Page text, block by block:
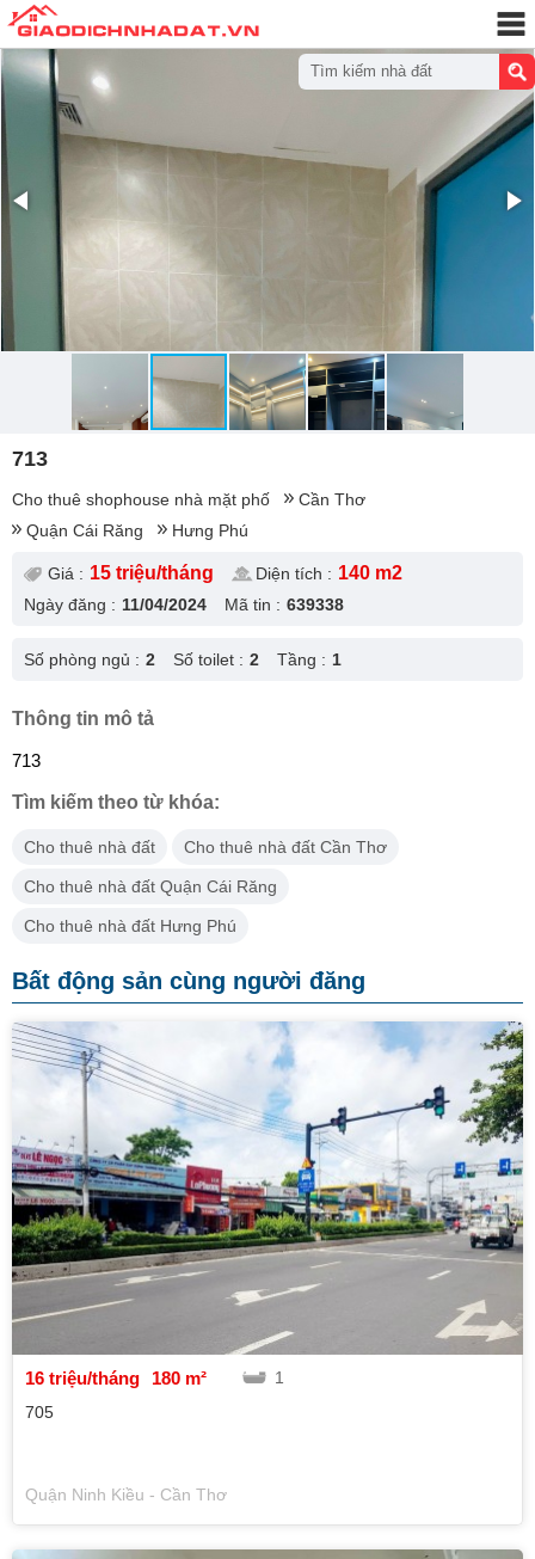
713
Cho thuê shophouse nhà mặt phố
Cần Thơ
Quận Cái Răng
Hưng Phú
Giá : 15 triệu/tháng Diện tích : 140 m2
Ngày đăng : 11/04/2024 Mã tin : 639338
Số phòng ngủ : 2 Số toilet : 2 Tầng : 1
Thông tin mô tả
713
Tìm kiếm theo từ khóa:
Cho thuê nhà đất Cho thuê nhà đất Cần Thơ
Cho thuê nhà đất Quận Cái Răng
Cho thuê nhà đất Hưng Phú
Bất động sản cùng người đăng
16 triệu/tháng 180 m²
1
705
Quận Ninh Kiều - Cần Thơ
Tìm kiếm nhà đất